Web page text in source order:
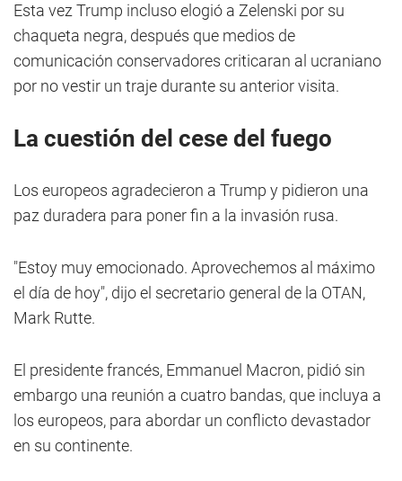
Esta vez Trump incluso elogió a Zelenski por su
chaqueta negra, después que medios de
comunicación conservadores criticaran al ucraniano
por no vestir un traje durante su anterior visita.
La cuestión del cese del fuego
Los europeos agradecieron a Trump y pidieron una
paz duradera para poner fin a la invasión rusa.
"Estoy muy emocionado. Aprovechemos al máximo
el día de hoy", dijo el secretario general de la OTAN,
Mark Rutte.
El presidente francés, Emmanuel Macron, pidió sin
embargo una reunión a cuatro bandas, que incluya a
los europeos, para abordar un conflicto devastador
en su continente.